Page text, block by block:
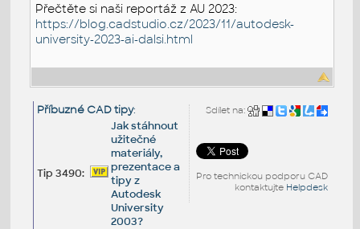
Přečtěte si naši reportáž z AU 2023:
https://blog.cadstudio.cz/2023/11/autodesk-
university-2023-ai-dalsi.html
Sdílet na:
Pro technickou podporu CAD
kontaktujte Helpdesk
Příbuzné CAD tipy:
Tip 3490:
Jak stáhnout
užitečné
materiály,
prezentace a
tipy z
Autodesk
University
2003?